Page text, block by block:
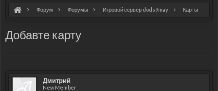
Форум Форумы Игровой сервер dods9may Карты
Добавте карту
Дмитрий
New Member